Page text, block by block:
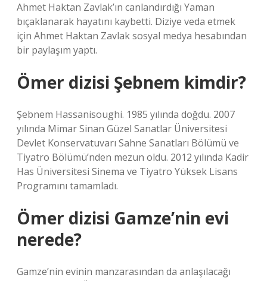
Ahmet Haktan Zavlak’ın canlandırdığı Yaman
bıçaklanarak hayatını kaybetti. Diziye veda etmek
için Ahmet Haktan Zavlak sosyal medya hesabından
bir paylaşım yaptı.
Ömer dizisi Şebnem kimdir?
Şebnem Hassanisoughi. 1985 yılında doğdu. 2007
yılında Mimar Sinan Güzel Sanatlar Üniversitesi
Devlet Konservatuvarı Sahne Sanatları Bölümü ve
Tiyatro Bölümü’nden mezun oldu. 2012 yılında Kadir
Has Üniversitesi Sinema ve Tiyatro Yüksek Lisans
Programını tamamladı.
Ömer dizisi Gamze’nin evi
nerede?
Gamze’nin evinin manzarasından da anlaşılacağı